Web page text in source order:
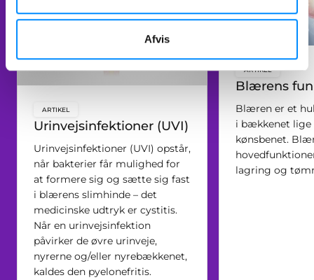
Afvis
Urinvejsinfektioner (UVI)
key:global.content-type:
ARTIKEL
Urinvejsinfektioner (UVI) opstår,
når bakterier får mulighed for
at formere sig og sætte sig fast
i blærens slimhinde – det
medicinske udtryk er cystitis.
Når en urinvejsinfektion
påvirker de øvre urinveje,
nyrerne og/eller nyrebækkenet,
kaldes den pyelonefritis.
Blærens
ARTIKEL
Blæren er et
i bækkenet lige
kønsbenet.
lagring og